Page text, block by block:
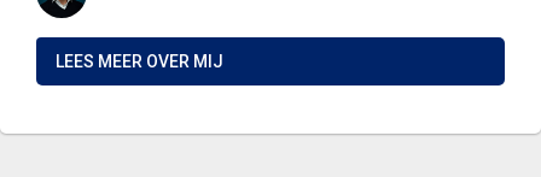
LEES MEER OVER MIJ